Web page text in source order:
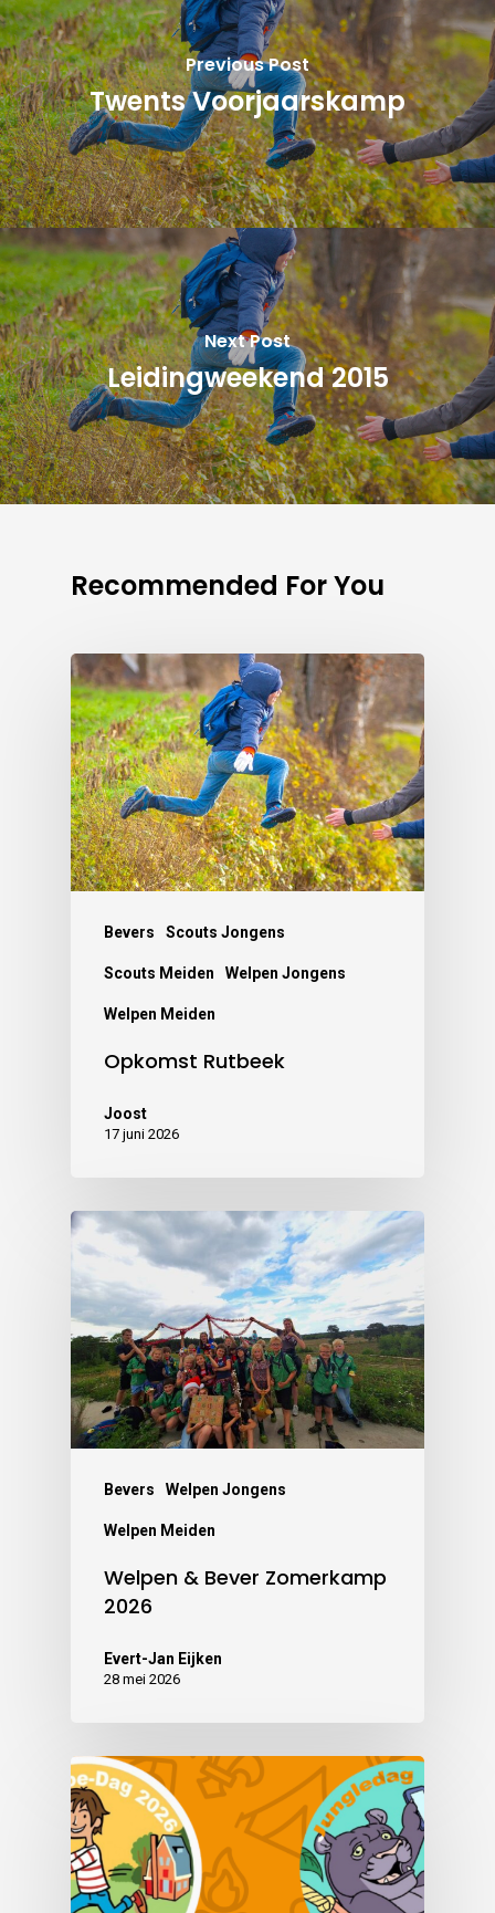
Previous Post
Twents Voorjaarskamp
Next Post
Leidingweekend 2015
Recommended For You
Bevers Scouts Jongens
Scouts Meiden Welpen Jongens
Welpen Meiden
Opkomst Rutbeek
Joost
17 juni 2026
Bevers Welpen Jongens
Welpen Meiden
Welpen & Bever Zomerkamp
2026
Evert-Jan Eijken
28 mei 2026